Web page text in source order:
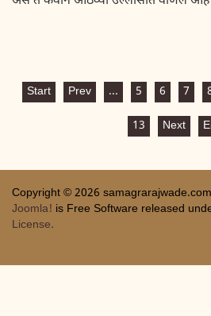
Start Prev ... 5 6 7
13 Next
Copyright © 2026
Joomla! is Free Software released
License.